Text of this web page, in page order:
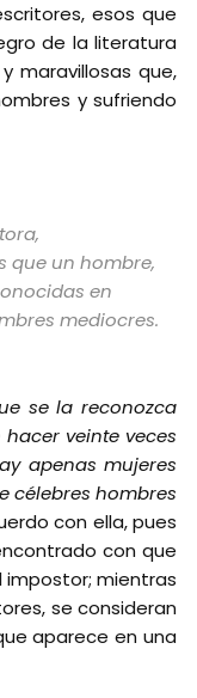
esos que
de la literatura
maravillosas que,
y sufriendo
que un hombre,
en
mediocres.
se la reconozca
veinte veces
apenas mujeres
célebres hombres
con ella, pues
con que
impostor; mientras
se consideran
aparece en una